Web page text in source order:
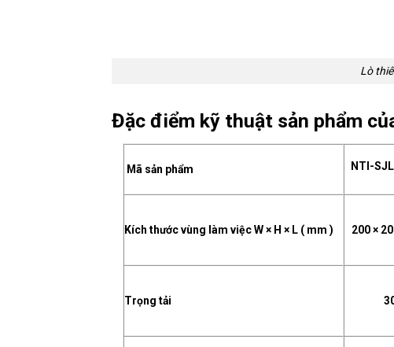
Lò
Đặc điểm kỹ thuật sản phẩm
Mã sản phẩm NTI-
Kích thước vùng làm việc W × H × L ( mm ) 200 ×
Trọng tải